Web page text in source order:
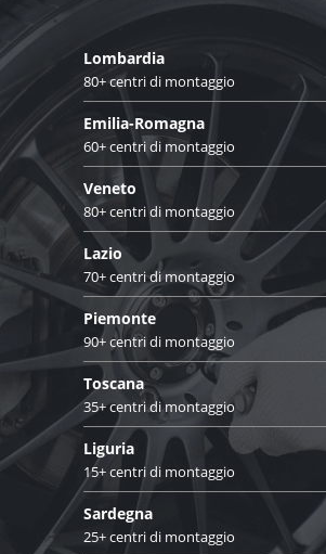
Lombardia
80+ centri di montaggio
Emilia-Romagna
60+ centri di montaggio
Veneto
80+ centri di montaggio
Lazio
70+ centri di montaggio
Piemonte
90+ centri di montaggio
Toscana
35+ centri di montaggio
Liguria
15+ centri di montaggio
Sardegna
25+ centri di montaggio